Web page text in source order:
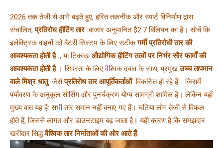
2026 तक तेजी से आगे बढ़ते हुए, हरित तकनीक और स्मार्ट विनिर्माण द्वारा
संचालित, प्रतिरोध हीटिंग तार बाजार अनुमानित $2.7 बिलियन का है। सोचें कि
इलेक्ट्रिक वाहनों को बैटरी सिस्टम के लिए सटीक गर्मी प्रतिरोधी तार की
आवश्यकता होती है , या टिकाऊ औद्योगिक हीटिंग तत्वों पर निर्भर सौर फार्मों की
आवश्यकता होती है । स्थिरता के लिए वैश्विक दबाव के साथ, प्रमुख उच्च तापमान
वाले मिश्र धातु जैसे प्रतिरोध तार आपूर्तिकर्ताओं विकसित हो रहे हैं - जिसमें
पर्यावरण के अनुकूल सोर्सिंग और पुनर्चक्रण योग्य सामग्री शामिल है। लेकिन यहाँ
मुख्य बात यह है: सभी तार समान नहीं बनाए गए हैं। घटिया लोग तेजी से विफल
होते हैं, जिससे लागत और डाउनटाइम बढ़ जाता है। यही कारण है कि समझदार
खरीदार सिद्ध वैश्विक तार निर्माताओं की ओर आते हैं.